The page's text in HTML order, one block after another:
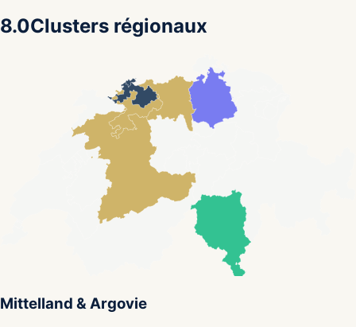
8.0Clusters régionaux
Mittelland & Argovie